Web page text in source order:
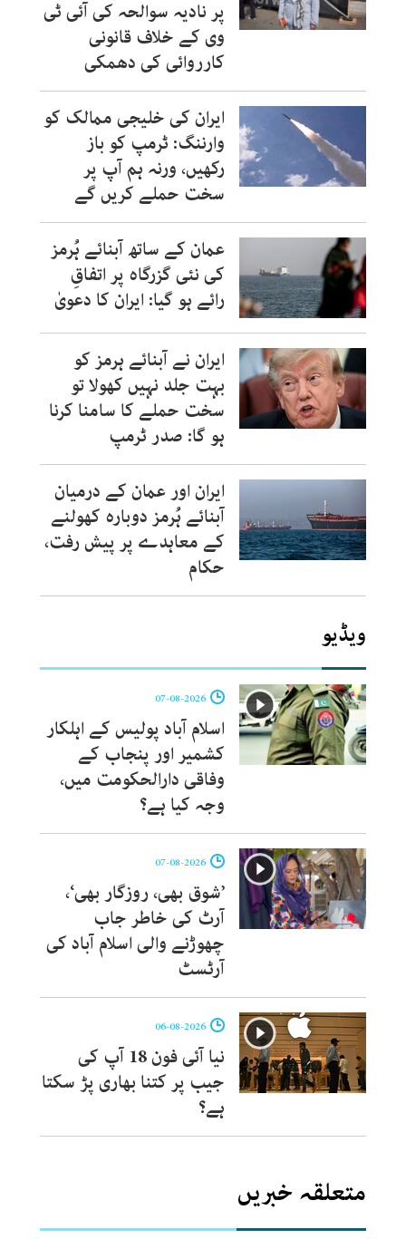
پر نادیہ سوالحہ کی آئی ٹی
وی کے خلاف قانونی
کارروائی کی دھمکی
ایران کی خلیجی ممالک کو
وارننگ: ٹرمپ کو باز
رکھیں، ورنہ ہم آپ پر
سخت حملے کریں گے
عمان کے ساتھ آبنائے ہُرمز
کی نئی گزرگاہ پر اتفاقِ
رائے ہو گیا: ایران کا دعویٰ
ایران نے آبنائے ہرمز کو
بہت جلد نہیں کھولا تو
سخت حملے کا سامنا کرنا
ہو گا: صدر ٹرمپ
ایران اور عمان کے درمیان
آبنائے ہُرمز دوبارہ کھولنے
کے معاہدے پر پیش رفت،
حکام
ویڈیو
اسلام آباد پولیس کے اہلکار
کشمیر اور پنجاب کے
وفاقی دارالحکومت میں،
وجہ کیا ہے؟
’شوق بھی، روزگار بھی‘،
آرٹ کی خاطر جاب
چھوڑنے والی اسلام آباد کی
آرٹسٹ
نیا آئی فون 18 آپ کی
جیب پر کتنا بھاری پڑ سکتا
ہے؟
متعلقہ خبریں